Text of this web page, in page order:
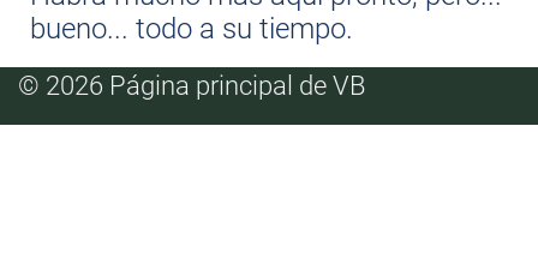
bueno... todo a su tiempo.
© 2026 Página principal de VB